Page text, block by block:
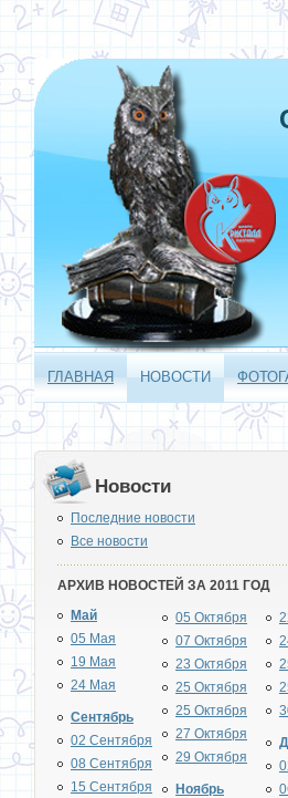
ГЛАВНАЯ НОВОСТИ
Новости
Последние новости
Все новости
АРХИВ НОВОСТЕЙ ЗА 2011 ГОД
Май
05 Мая
19 Мая
24 Мая
Сентябрь
02 Сентября
08 Сентября
15 Сентября
05 Октября
07 Октября
23 Октября
25 Октября
25 Октября
27 Октября
29 Октября
Ноябрь